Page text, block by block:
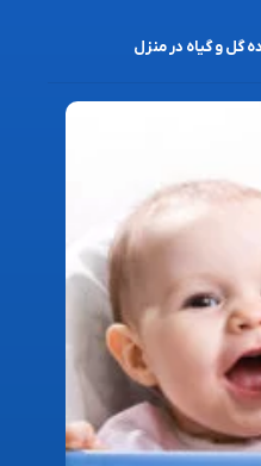
گل و گیاه در منزل